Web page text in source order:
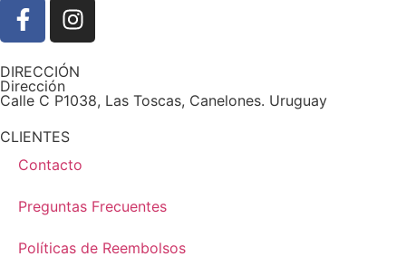
DIRECCIÓN
Dirección
Calle C P1038, Las Toscas, Canelones. Uruguay
CLIENTES
Contacto
Preguntas Frecuentes
Políticas de Reembolsos